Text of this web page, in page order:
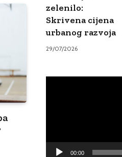
zelenilo:
Skrivena cijena
urbanog razvoja
29/07/2026
00:00